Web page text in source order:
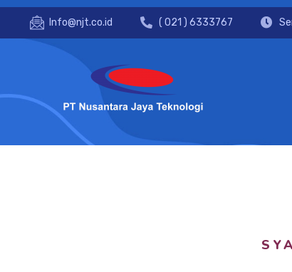
Info@njt.co.id ( 021 ) 6333767